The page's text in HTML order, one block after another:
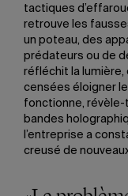
tactiques
retrouve les
un poteau, des
prédateurs ou de
réfléchit la
censées éloigner
fonctionne, révèle-
bandes
l’entreprise a
creusé de